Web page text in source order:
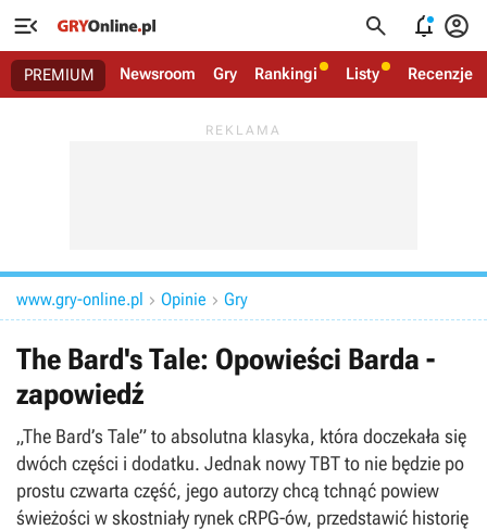
   
PREMIUM Newsroom Gry Rankingi Listy Recenzje
www.gry-online.pl  Opinie  Gry
The Bard's Tale: Opowieści Barda -
zapowiedź
„The Bard’s Tale” to absolutna klasyka, która doczekała się
dwóch części i dodatku. Jednak nowy TBT to nie będzie po
prostu czwarta część, jego autorzy chcą tchnąć powiew
świeżości w skostniały rynek cRPG-ów, przedstawić historię